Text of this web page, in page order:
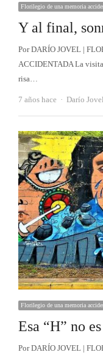
Florilegio de una memoria
Y al final,
Por DARÍO JOVEL |
ACCIDENTADA La
risa…
7 años hace Autor
Darío Jovel
Florilegio de una memoria
Esa “H” no
Por DARÍO JOVEL |